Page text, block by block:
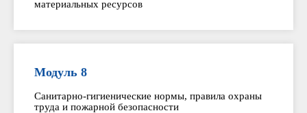
материальных ресурсов
Модуль 8
Санитарно-гигиенические нормы, правила охраны
труда и пожарной безопасности